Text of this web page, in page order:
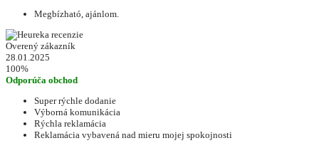
Megbízható, ajánlom.
Overený zákazník
28.01.2025
100%
Odporúča obchod
Super rýchle dodanie
Výborná komunikácia
Rýchla reklamácia
Reklamácia vybavená nad mieru mojej spokojnosti